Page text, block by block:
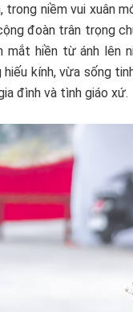
trong niềm vui xuân
đoàn trân trọng
mắt hiền từ ánh lên
kính, vừa sống
đình và tình giáo xứ.